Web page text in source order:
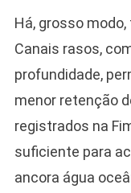
Há, grosso
Canais rasos,
profundidade,
menor retenção
registrados na
suficiente para
ancora água